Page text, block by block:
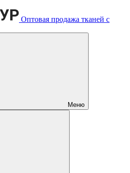
Оптовая продажа тканей с
Меню